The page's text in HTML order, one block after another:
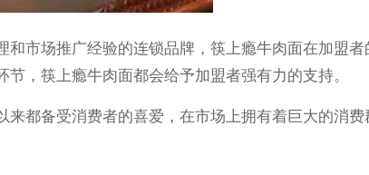
场推广经验的连锁品牌，筷上瘾牛肉面在加盟者
，筷上瘾牛肉面都会给予加盟者强有力的支持。
备受消费者的喜爱，在市场上拥有着巨大的消费